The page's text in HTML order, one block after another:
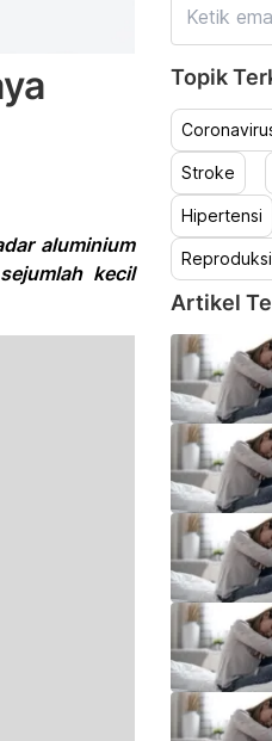
aluminium
kecil
Topik
Stroke
Hipertensi
Reproduksi
Artikel